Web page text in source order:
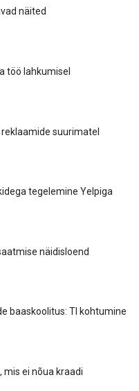
näited
töö lahkumisel
suurimatel
tegelemine Yelpiga
näidisloend
baaskoolitus: TI kohtumine
mis ei nõua kraadi